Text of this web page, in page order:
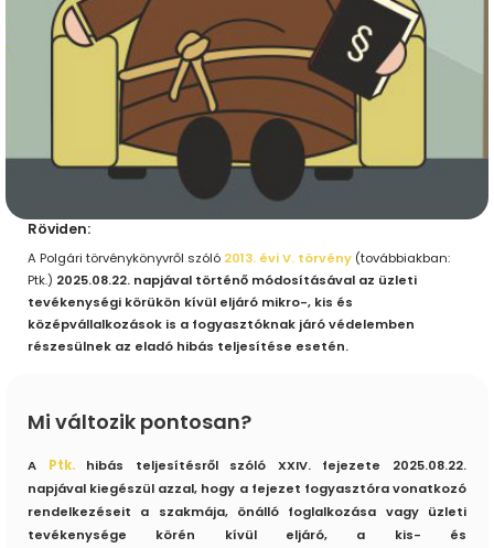
Röviden:
A Polgári törvénykönyvről szóló 2013. évi V. törvény (továbbiakban:
Ptk.) 2025.08.22. napjával történő módosításával az üzleti
tevékenységi körükön kívül eljáró mikro-, kis és
középvállalkozások is a fogyasztóknak járó védelemben
részesülnek az eladó hibás teljesítése esetén.
Mi változik pontosan?
A Ptk.hibás teljesítésről szóló XXIV. fejezete 2025.08.22.
napjával kiegészül azzal, hogy a fejezet fogyasztóra vonatkozó
rendelkezéseit a szakmája, önálló foglalkozása vagy üzleti
tevékenysége körén kívül eljáró, a kis- és